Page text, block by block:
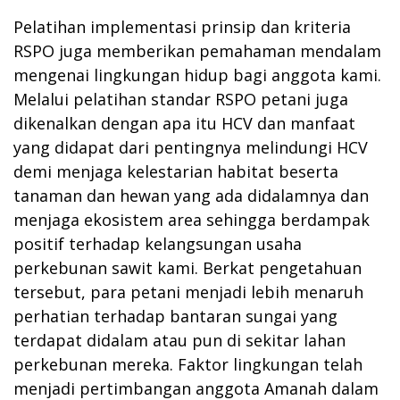
Pelatihan implementasi prinsip dan kriteria
RSPO juga memberikan pemahaman mendalam
mengenai lingkungan hidup bagi anggota kami.
Melalui pelatihan standar RSPO petani juga
dikenalkan dengan apa itu HCV dan manfaat
yang didapat dari pentingnya melindungi HCV
demi menjaga kelestarian habitat beserta
tanaman dan hewan yang ada didalamnya dan
menjaga ekosistem area sehingga berdampak
positif terhadap kelangsungan usaha
perkebunan sawit kami. Berkat pengetahuan
tersebut, para petani menjadi lebih menaruh
perhatian terhadap bantaran sungai yang
terdapat didalam atau pun di sekitar lahan
perkebunan mereka. Faktor lingkungan telah
menjadi pertimbangan anggota Amanah dalam